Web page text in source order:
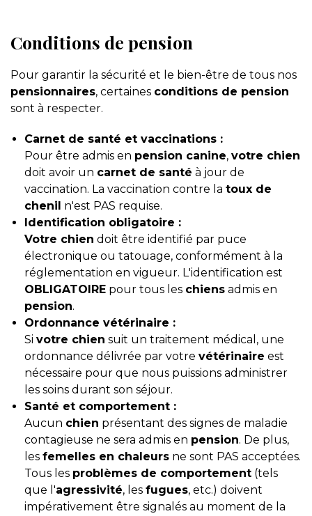
Conditions de pension
Pour garantir la sécurité et le bien-être de tous nos
pensionnaires, certaines conditions de pension
sont à respecter.
Carnet de santé et vaccinations :
Pour être admis en pension canine, votre chien
doit avoir un carnet de santé à jour de
vaccination. La vaccination contre la toux de
chenil n'est PAS requise.
Identification obligatoire :
Votre chien doit être identifié par puce
électronique ou tatouage, conformément à la
réglementation en vigueur. L'identification est
OBLIGATOIRE pour tous les chiens admis en
pension.
Ordonnance vétérinaire :
Si votre chien suit un traitement médical, une
ordonnance délivrée par votre vétérinaire est
nécessaire pour que nous puissions administrer
les soins durant son séjour.
Santé et comportement :
Aucun chien présentant des signes de maladie
contagieuse ne sera admis en pension. De plus,
les femelles en chaleurs ne sont PAS acceptées.
Tous les problèmes de comportement (tels
que l'agressivité, les fugues, etc.) doivent
impérativement être signalés au moment de la